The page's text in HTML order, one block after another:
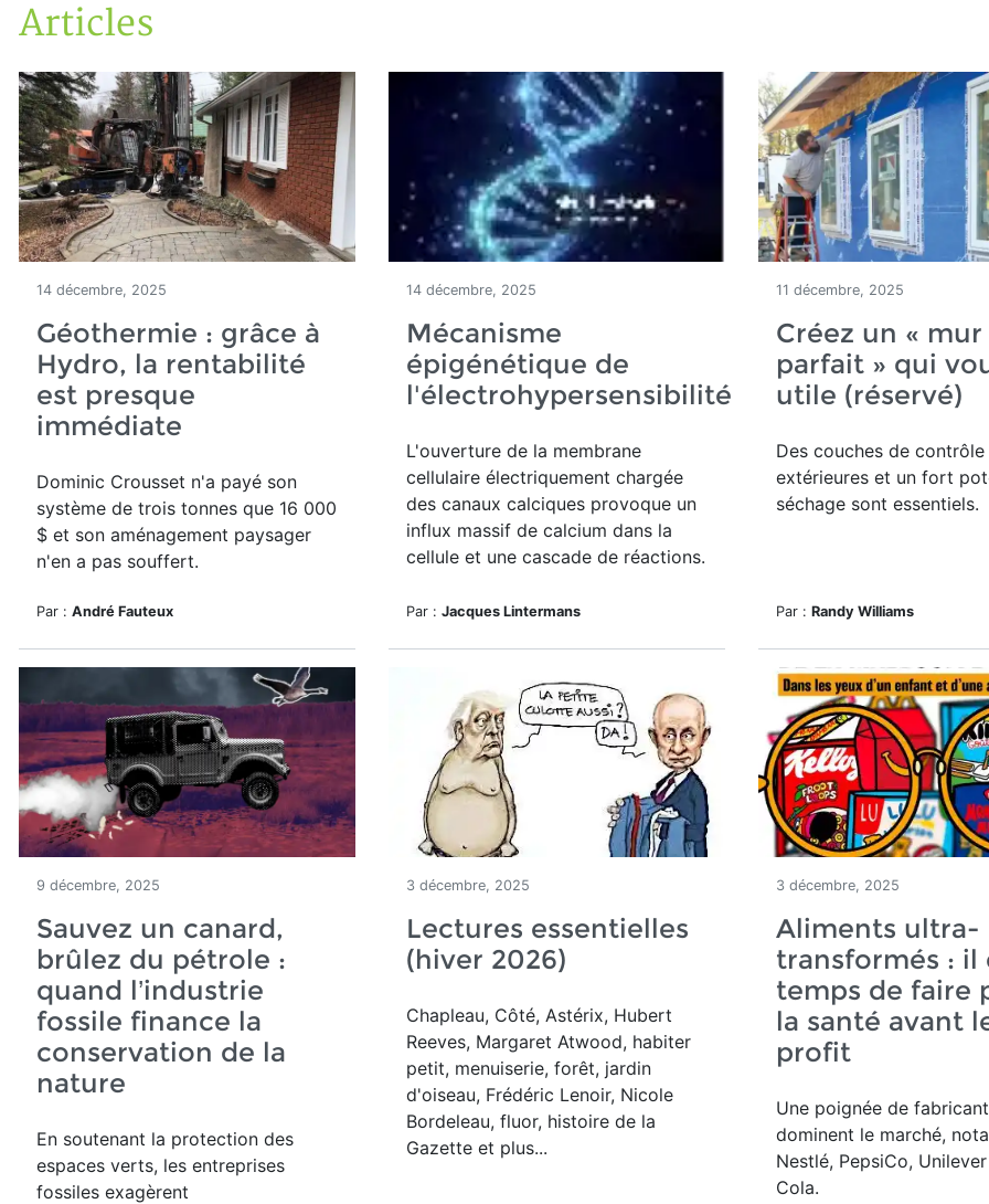
Accueil
Articles
Articles
14 décembre, 2025
Géothermie : grâce à
Hydro, la rentabilité
est presque
immédiate
Dominic Crousset n'a payé son
système de trois tonnes que 16 000
$ et son aménagement paysager
n'en a pas souffert.
Par : André Fauteux
14 décembre, 2025
Mécanisme
épigénétique de
l'électrohypersensibilité
L'ouverture de la membrane
cellulaire électriquement chargée
des canaux calciques provoque un
influx massif de calcium dans la
cellule et une cascade de réactions.
Par : Jacques Lintermans
11 décembre, 2025
Créez un « mur
parfait » qui
utile (réservé)
Des couches de contrôle
extérieures et un fort
séchage sont essentiels.
Par : Randy Williams
9 décembre, 2025
Sauvez un canard,
brûlez du pétrole :
quand l’industrie
fossile finance la
conservation de la
nature
En soutenant la protection des
espaces verts, les entreprises
fossiles exagèrent
3 décembre, 2025
Lectures essentielles
(hiver 2026)
Chapleau, Côté, Astérix, Hubert
Reeves, Margaret Atwood, habiter
petit, menuiserie, forêt, jardin
d'oiseau, Frédéric Lenoir, Nicole
Bordeleau, fluor, histoire de la
Gazette et plus...
3 décembre, 2025
Aliments ultra-
transformés : il
temps de faire
la santé avant
profit
Une poignée de
dominent le marché,
Nestlé, PepsiCo,
Cola.